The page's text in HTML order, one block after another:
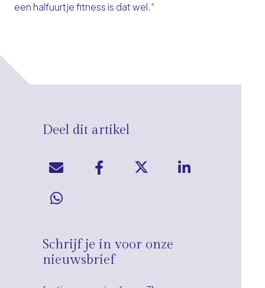
een halfuurtje fitness is dat wel.”
Deel dit artikel
Schrijf je in voor onze
nieuwsbrief